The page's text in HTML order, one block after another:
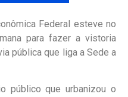
Federal esteve no
para fazer a vistoria
pública que liga a Sede a
público que urbanizou o